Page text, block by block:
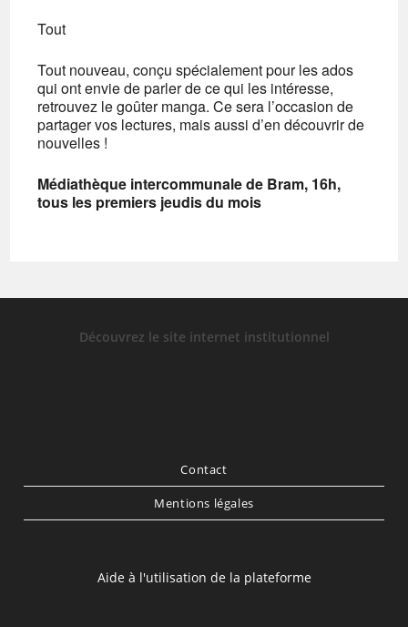
Tout
Tout nouveau, conçu spécialement pour les ados
qui ont envie de parler de ce qui les intéresse,
retrouvez le goûter manga. Ce sera l’occasion de
partager vos lectures, mais aussi d’en découvrir de
nouvelles !
Médiathèque intercommunale de Bram, 16h,
tous les premiers jeudis du mois
Découvrez le site internet institutionnel
Contact
Mentions légales
Aide à l'utilisation de la plateforme